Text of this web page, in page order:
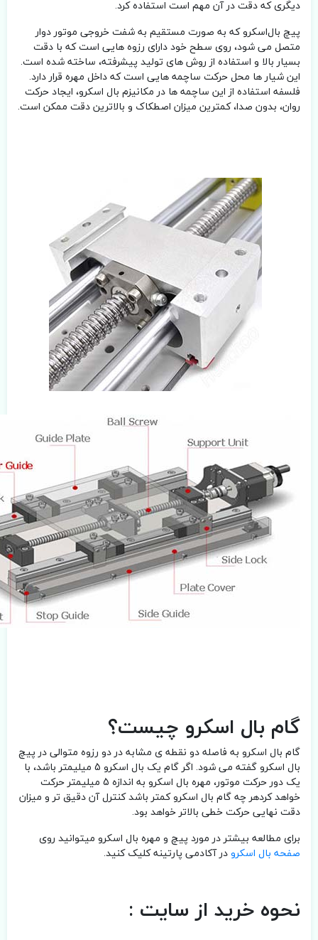
دیگری که دقت در آن مهم است استفاده کرد.
پیچ بال‌اسکرو که به صورت مستقیم به شفت خروجی موتور دوار
متصل می شود، روی سطح خود دارای رزوه هایی است که با دقت
بسیار بالا و استفاده از روش های تولید پیشرفته، ساخته شده است.
این شیار ها محل حرکت ساچمه هایی است که داخل مهره قرار دارد.
فلسفه استفاده از این ساچمه ها در مکانیزم بال اسکرو، ایجاد حرکت
روان، بدون صدا، کمترین میزان اصطکاک و بالاترین دقت ممکن است.
گام بال اسکرو چیست؟
گام بال اسکرو به فاصله دو نقطه ی مشابه در دو رزوه متوالی در پیچ
بال اسکرو گفته می شود. اگر گام یک بال اسکرو 5 میلیمتر باشد، با
یک دور حرکت موتور، مهره بال اسکرو به اندازه 5 میلیمتر حرکت
خواهد کردهر چه گام بال اسکرو کمتر باشد کنترل آن دقیق تر و میزان
دقت نهایی حرکت خطی بالاتر خواهد بود.
برای مطالعه بیشتر در مورد پیچ و مهره بال اسکرو میتوانید روی
صفحه بال اسکرودر آکادمی پارتینه کلیک کنید.
نحوه خرید از سایت :